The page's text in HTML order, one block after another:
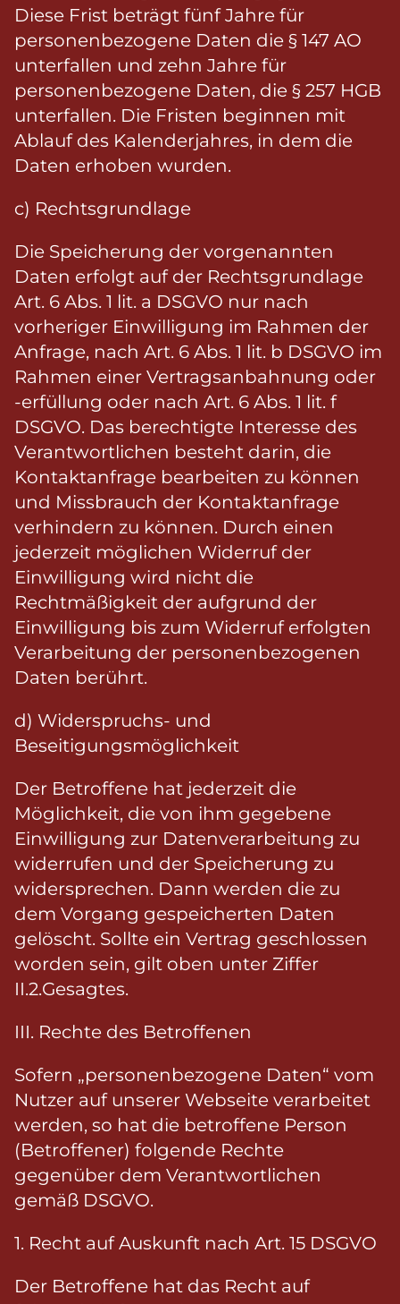
Diese Frist beträgt fünf Jahre für
personenbezogene Daten die § 147 AO
unterfallen und zehn Jahre für
personenbezogene Daten, die § 257 HGB
unterfallen. Die Fristen beginnen mit
Ablauf des Kalenderjahres, in dem die
Daten erhoben wurden.
c) Rechtsgrundlage
Die Speicherung der vorgenannten
Daten erfolgt auf der Rechtsgrundlage
Art. 6 Abs. 1 lit. a DSGVO nur nach
vorheriger Einwilligung im Rahmen der
Anfrage, nach Art. 6 Abs. 1 lit. b DSGVO im
Rahmen einer Vertragsanbahnung oder
-erfüllung oder nach Art. 6 Abs. 1 lit. f
DSGVO. Das berechtigte Interesse des
Verantwortlichen besteht darin, die
Kontaktanfrage bearbeiten zu können
und Missbrauch der Kontaktanfrage
verhindern zu können. Durch einen
jederzeit möglichen Widerruf der
Einwilligung wird nicht die
Rechtmäßigkeit der aufgrund der
Einwilligung bis zum Widerruf erfolgten
Verarbeitung der personenbezogenen
Daten berührt.
d) Widerspruchs- und
Beseitigungsmöglichkeit
Der Betroffene hat jederzeit die
Möglichkeit, die von ihm gegebene
Einwilligung zur Datenverarbeitung zu
widerrufen und der Speicherung zu
widersprechen. Dann werden die zu
dem Vorgang gespeicherten Daten
gelöscht. Sollte ein Vertrag geschlossen
worden sein, gilt oben unter Ziffer
II.2.Gesagtes.
III. Rechte des Betroffenen
Sofern „personenbezogene Daten“ vom
Nutzer auf unserer Webseite verarbeitet
werden, so hat die betroffene Person
(Betroffener) folgende Rechte
gegenüber dem Verantwortlichen
gemäß DSGVO.
1. Recht auf Auskunft nach Art. 15 DSGVO
Der Betroffene hat das Recht auf